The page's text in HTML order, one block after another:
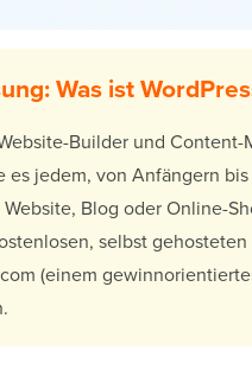
Was ist
Builder und Content-
es jedem, von Anfängern
Blog oder Online-
selbst
(einem